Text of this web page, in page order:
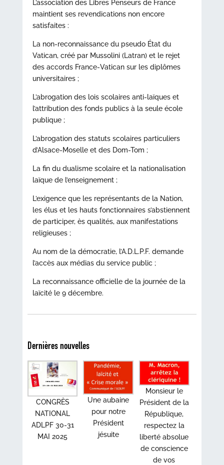
L’association des Libres Penseurs de France
maintient ses revendications non encore
satisfaites :
La non-reconnaissance du pseudo État du
Vatican, créé par Mussolini (Latran) et le rejet
des accords France-Vatican sur les diplômes
universitaires ;
L’abrogation des lois scolaires anti-laïques et
l’attribution des fonds publics à la seule école
publique ;
L’abrogation des statuts scolaires particuliers
d’Alsace-Moselle et des Dom-Tom ;
La fin du dualisme scolaire et la nationalisation
laïque de l’enseignement ;
L’exigence que les représentants de la Nation,
les élus et les hauts fonctionnaires s’abstiennent
de participer, ès qualités, aux manifestations
religieuses ;
Au nom de la démocratie, l’A.D.L.P.F. demande
l’accès aux médias du service public ;
La reconnaissance officielle de la journée de la
laïcité le 9 décembre.
Dernières nouvelles
CONGRÈS
NATIONAL
ADLPF 30-31
MAI 2025
Une aubaine
pour notre
Président
jésuite
Monsieur le
Président de la
République,
respectez la
liberté absolue
de conscience
de vos